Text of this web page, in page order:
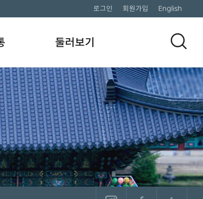
로그인 회원가입 English
둘러보기